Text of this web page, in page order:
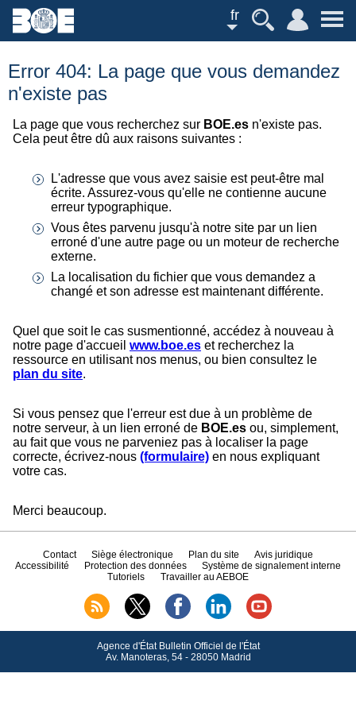
fr
Error 404: La page que vous demandez
n'existe pas
La page que vous recherchez sur BOE.es n'existe pas.
Cela peut être dû aux raisons suivantes :
L'adresse que vous avez saisie est peut-être mal
écrite. Assurez-vous qu'elle ne contienne aucune
erreur typographique.
Vous êtes parvenu jusqu'à notre site par un lien
erroné d'une autre page ou un moteur de recherche
externe.
La localisation du fichier que vous demandez a
changé et son adresse est maintenant différente.
Quel que soit le cas susmentionné, accédez à nouveau à
notre page d'accueil www.boe.es et recherchez la
ressource en utilisant nos menus, ou bien consultez le
plan du site.
Si vous pensez que l'erreur est due à un problème de
notre serveur, à un lien erroné de BOE.es ou, simplement,
au fait que vous ne parveniez pas à localiser la page
correcte, écrivez-nous (formulaire) en nous expliquant
votre cas.
Merci beaucoup.
Contact Siège électronique Plan du site
Avis juridique
Accessibilité
Protection des données
Système de signalement interne
Tutoriels
Travailler au AEBOE
Agence d'État Bulletin Officiel de l'État
Av.Manoteras, 54 - 28050 Madrid